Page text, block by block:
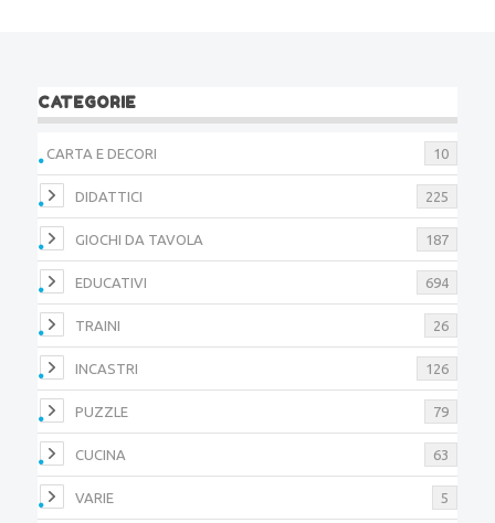
CATEGORIE
CARTA E DECORI 10
DIDATTICI 225
GIOCHI DA TAVOLA 187
EDUCATIVI 694
TRAINI 26
INCASTRI 126
PUZZLE 79
CUCINA 63
VARIE 5